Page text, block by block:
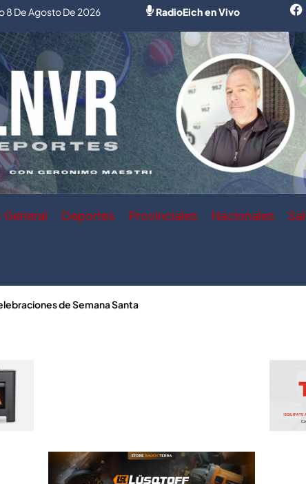
8 De Agosto De 2026 RadioEich en Vivo
Deportes Provinciales Nacionales
de Semana Santa